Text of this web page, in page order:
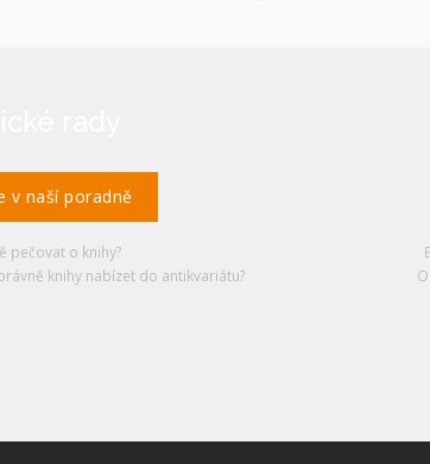
v naší poradně
pečovat o knihy?
knihy nabízet do antikvariátu?